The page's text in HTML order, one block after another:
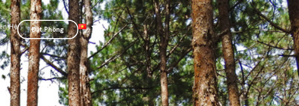
Hệ Đặt Phòng